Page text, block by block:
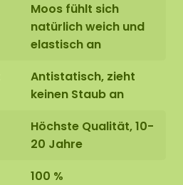
Moos fühlt sich
natürlich weich und
elastisch an
Antistatisch, zieht
keinen Staub an
Höchste Qualität, 10-
20 Jahre
100 %